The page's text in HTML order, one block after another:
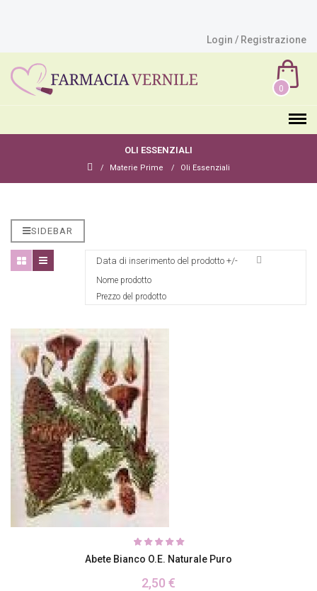
Login / Registrazione
0
OLI ESSENZIALI
Materie Prime Oli Essenziali
SIDEBAR
Data di inserimento del prodotto +/-
Nome prodotto
Prezzo del prodotto
Abete Bianco O.E. Naturale Puro
2,50 €